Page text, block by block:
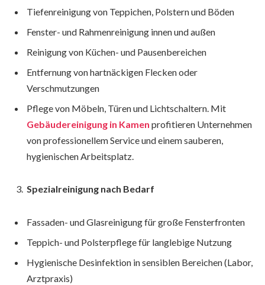
Tiefenreinigung von Teppichen, Polstern und Böden
Fenster- und Rahmenreinigung innen und außen
Reinigung von Küchen- und Pausenbereichen
Entfernung von hartnäckigen Flecken oder
Verschmutzungen
Pflege von Möbeln, Türen und Lichtschaltern. Mit
Gebäudereinigung in Kamen profitieren Unternehmen
von professionellem Service und einem sauberen,
hygienischen Arbeitsplatz.
Spezialreinigung nach Bedarf
Fassaden- und Glasreinigung für große Fensterfronten
Teppich- und Polsterpflege für langlebige Nutzung
Hygienische Desinfektion in sensiblen Bereichen (Labor,
Arztpraxis)